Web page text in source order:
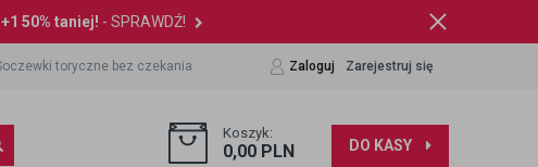
50% taniej! - SPRAWDŹ!
toryczne bez czekania Zaloguj Zarejestruj się
Koszyk:
0,00 PLN DO KASY